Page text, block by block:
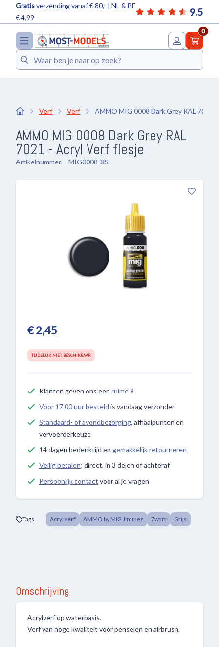
9.5
Gratisverzending vanaf € 80,- | NL & BE
€ 4,99
0
Zoeken
Verf Verf AMMO MIG 0008 Dark Grey RAL 7021 -
AMMO MIG 0008 Dark Grey RAL
7021 - Acryl Verf flesje
Artikelnummer MIG0008-XS
€ 2,45
TIJDELIJK NIET BESCHIKBAAR
Klanten geven ons een ruime 9
Voor 17.00 uur besteld is vandaag verzonden
Standaard- of avondbezorging, afhaalpunten en
vervoerderkeuze
14 dagen bedenktijd en gemakkelijk retourneren
Veilig betalen; direct, in 3 delen of achteraf
Persoonlijk contact voor al je vragen
Tags Acryl verf AMMO by MIG Jiminez Zwart Grijs
Omschrijving
Acrylverf op waterbasis.
Verf van hoge kwaliteit voor penselen en airbrush.